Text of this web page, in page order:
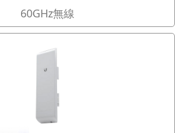
60GHz無線